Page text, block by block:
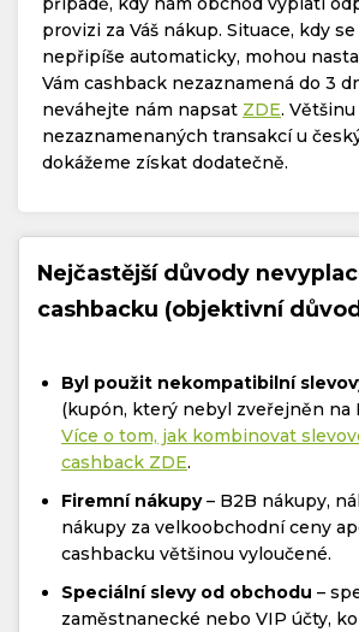
provizi za Váš nákup. Situace, kdy
nepřipíše automaticky, mohou
Vám cashback nezaznamená do 3
neváhejte nám napsat ZDE. Většinu
nezaznamenaných transakcí u
dokážeme získat dodatečně.
Nejčastější důvody
cashbacku (objektivní
Byl použit nekompatibilní
(kupón, který nebyl zveřejněn na
Více o tom, jak kombinovat
cashback ZDE.
Firemní nákupy– B2B nákupy,
nákupy za velkoobchodní ceny
cashbacku většinou vyloučené.
Speciální slevy od obchodu –
zaměstnanecké nebo VIP účty,